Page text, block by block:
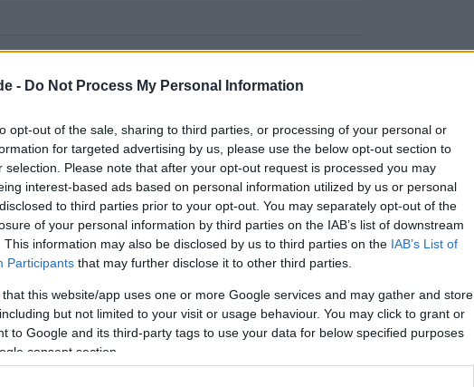
- Do Not Process My Personal Information
opt-out of the sale, sharing to third parties, or processing of your personal or
for targeted advertising by us, please use the below opt-out section to
selection. Please note that after your opt-out request is processed you may
interest-based ads based on personal information utilized by us or personal
to third parties prior to your opt-out. You may separately opt-out of the
of your personal information by third parties on the IAB’s list of downstream
This information may also be disclosed by us to third parties on the IAB’s List of
Participants that may further disclose it to other third parties.
that this website/app uses one or more Google services and may gather and store
but not limited to your visit or usage behaviour. You may click to grant or
to Google and its third-party tags to use your data for below specified purposes
consent section.
ψάρια, κρατώντας χωριστά το μεγάλο (ένα ή